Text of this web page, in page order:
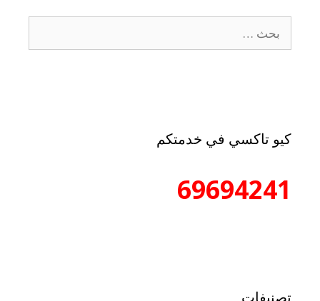
كيو تاكسي في خدمتكم
69694241
تصنيفات